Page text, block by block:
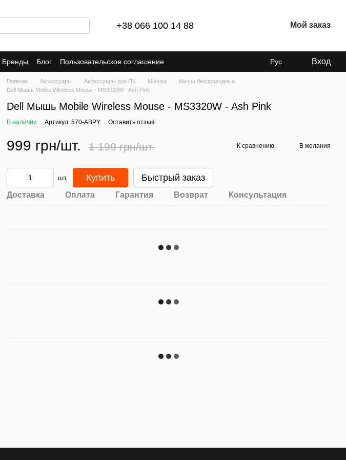
+38 066 100 14 88 Мой заказ
Бренды Блог
Пользовательское соглашение
Рус Вход
Главная Аксессуары Аксессуары для ПК Мышки
Мыши беспроводные
Dell Мышь Mobile Wireless Mouse - MS3320W - Ash Pink
Dell Мышь Mobile Wireless Mouse - MS3320W - Ash Pink
В наличии Артикул: 570-ABPY Оставить отзыв
999 грн/шт. 1 199 грн/шт. К сравнению В желания
шт. Купить Быстрый заказ
Доставка Оплата Гарантия Возврат Консультация